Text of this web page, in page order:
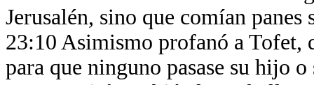
Jerusalén, sino que comían
23:10 Asimismo profanó a Tofet,
para que ninguno pasase su hijo